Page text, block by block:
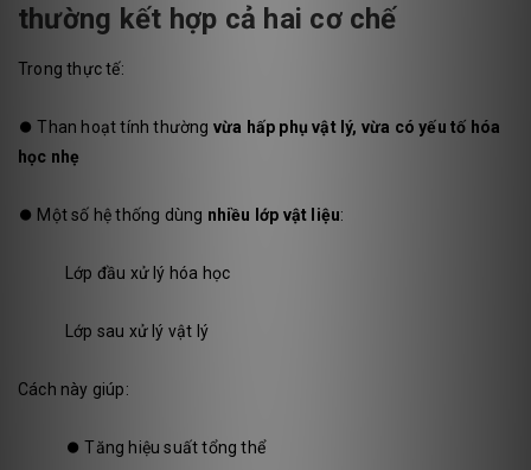
thường kết hợp cả hai cơ chế
Trong thực tế:
⏺️Than hoạt tính thường vừa hấp phụ vật lý, vừa có yếu tố hóa
học nhẹ
⏺️ Một số hệ thống dùng nhiều lớp vật liệu:
Lớp đầu xử lý hóa học
Lớp sau xử lý vật lý
Cách này giúp:
⏺️Tăng hiệu suất tổng thể